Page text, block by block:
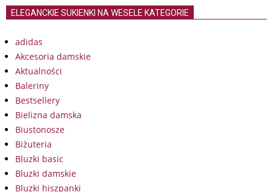
ELEGANCKIE SUKIENKI NA WESELE KATEGORIE
adidas
Akcesoria damskie
Aktualności
Baleriny
Bestsellery
Bielizna damska
Biustonosze
Biżuteria
Bluzki basic
Bluzki damskie
Bluzki hiszpanki